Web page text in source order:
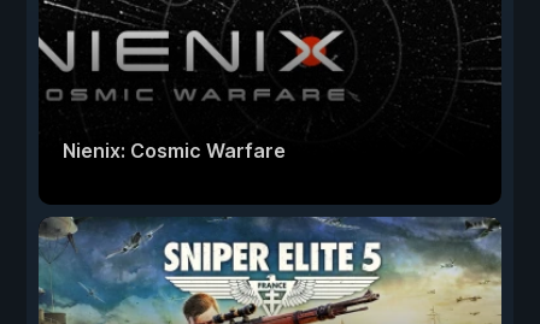
Nienix: Cosmic Warfare